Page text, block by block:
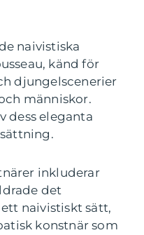
naivistiska
känd för
djungelscenerier
människor.
dess eleganta
inkluderar
det
naivistiskt sätt,
konstnär som